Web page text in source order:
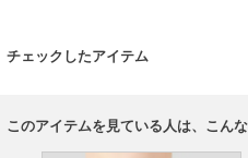
チェックしたアイテム
このアイテムを見ている人は、こん